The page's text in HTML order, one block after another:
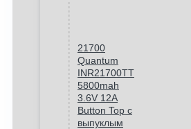
21700
Quantum
INR21700TT
5800mah
3.6V 12A
Button Top с
выпуклым